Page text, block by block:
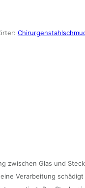
zwischen Glas und
Verarbeitung